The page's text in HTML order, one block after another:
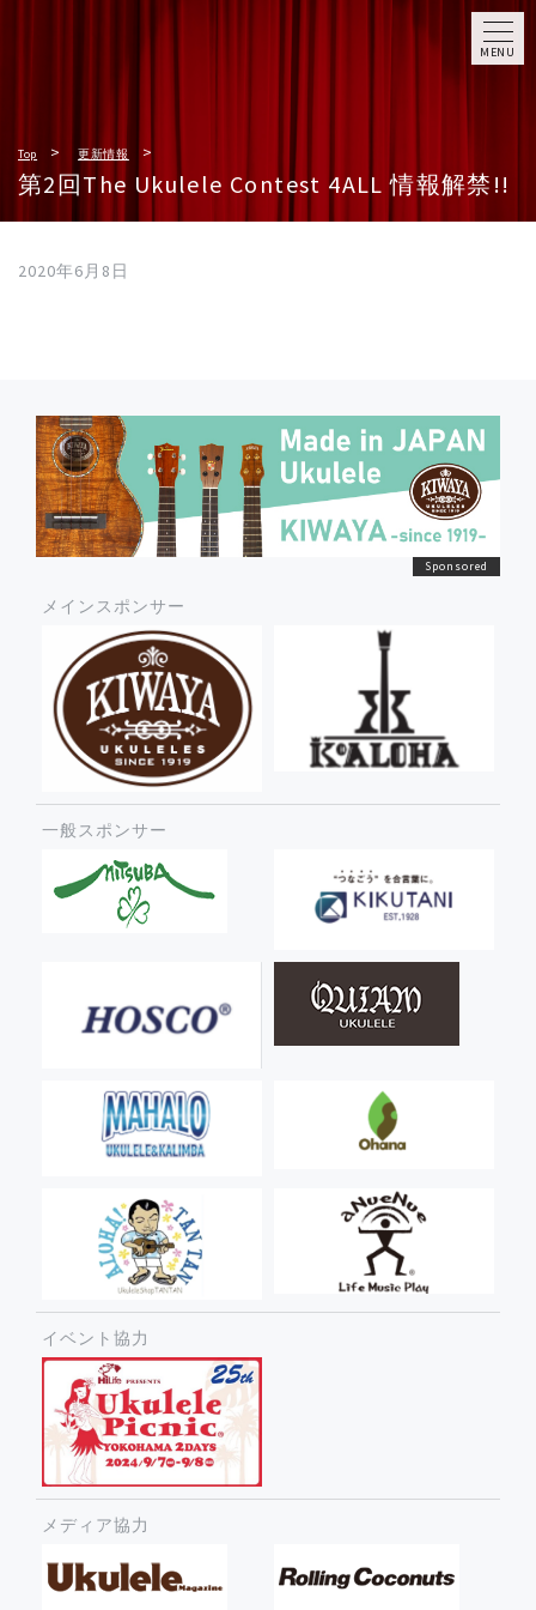
MENU
Top 更新情報
第2回The Ukulele Contest 4ALL 情報解禁!!
2020年6月8日
メインスポンサー
一般スポンサー
イベント協力
メディア協力